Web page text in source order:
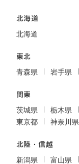
北海道
北海道
東北
青森県 岩手県
関東
茨城県 栃木県
東京都
神奈川県
北陸・信越
新潟県 富山県